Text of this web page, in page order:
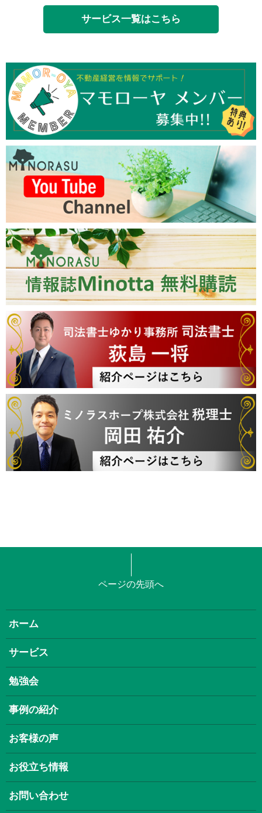
サービス一覧はこちら
ページの先頭へ
ホーム
サービス
勉強会
事例の紹介
お客様の声
お役立ち情報
お問い合わせ